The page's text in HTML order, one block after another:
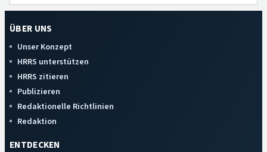
ÜBER UNS
Unser Konzept
HRRS unterstützen
HRRS zitieren
Publizieren
Redaktionelle Richtlinien
Redaktion
ENTDECKEN